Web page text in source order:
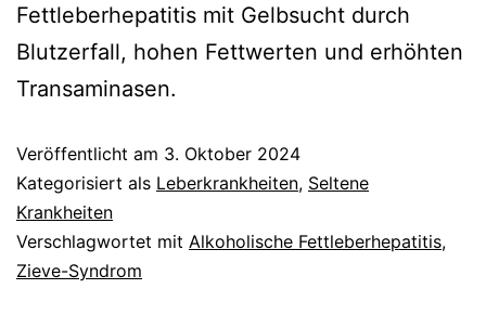
Fettleberhepatitis mit Gelbsucht durch
Blutzerfall, hohen Fettwerten und erhöhten
Transaminasen.
Veröffentlicht am 3. Oktober 2024
Kategorisiert als Leberkrankheiten, Seltene
Krankheiten
Verschlagwortet mit Alkoholische Fettleberhepatitis,
Zieve-Syndrom